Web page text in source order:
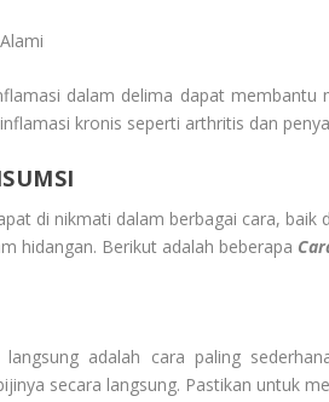
dalam delima dapat
kronis seperti arthritis dan
di nikmati dalam berbagai cara,
hidangan. Berikut adalah beberapa
langsung adalah cara paling
secara langsung. Pastikan untuk